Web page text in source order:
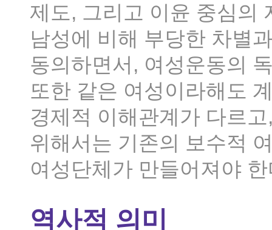
제도, 그리고 이윤 중심의
남성에 비해 부당한 차별
동의하면서, 여성운동의
또한 같은 여성이라해도
경제적 이해관계가 다르
위해서는 기존의 보수적
여성단체가 만들어져야
역사적 의미